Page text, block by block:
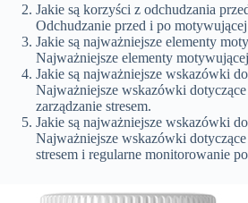
Jakie są korzyści z odchudzania
Odchudzanie przed i po
Jakie są najważniejsze elementy
Najważniejsze elementy
Jakie są najważniejsze wskazówki
Najważniejsze wskazówki
zarządzanie stresem.
Jakie są najważniejsze wskazówki
Najważniejsze wskazówki
stresem i regularne monitorowanie